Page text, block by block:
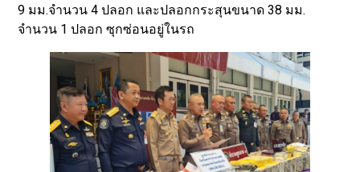
9 มม.จำนวน 4 ปลอก และปลอกกระสุนขนาด 38 มม.
จำนวน 1 ปลอก ซุกซ่อนอยู่ในรถ